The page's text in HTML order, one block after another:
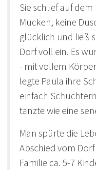
Sie schlief auf
Mücken, keine
glücklich und ließ
Dorf voll ein. Es
- mit vollem
legte Paula ihre
einfach
tanzte wie eine
Man spürte die
Abschied vom
Familie ca. 5-7